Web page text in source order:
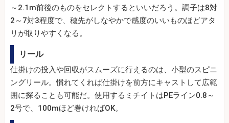
～2.1m前後のものをセレクトするといいだろう。調子は8対
2～7対3程度で、穂先がしなやかで感度のいいものほどアタ
リが取りやすくなる。
リール
仕掛けの投入や回収がスムーズに行えるのは、小型のスピニ
ングリール。慣れてくれば仕掛けを前方にキャストして広範
囲に探ることも可能だ。使用するミチイトはPEライン0.8～
2号で、100mほど巻ければOK。